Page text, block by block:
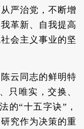
严治党，不断增
革新、自我提高
会主义事业的坚
云同志的鲜明特
只唯实，交换、
的“十五字诀”，
究作为决策的重